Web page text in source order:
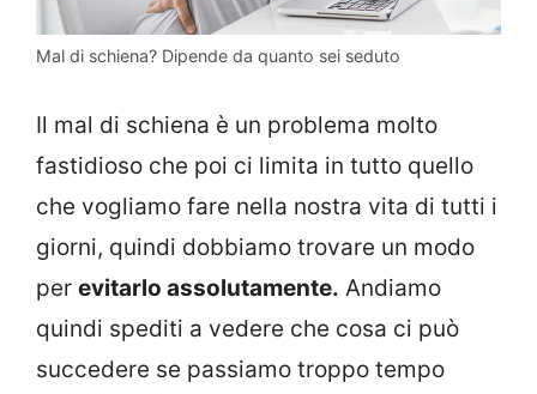
Mal di schiena? Dipende da quanto sei seduto
Il mal di schiena è un problema molto
fastidioso che poi ci limita in tutto quello
che vogliamo fare nella nostra vita di tutti i
giorni, quindi dobbiamo trovare un modo
per evitarlo assolutamente. Andiamo
quindi spediti a vedere che cosa ci può
succedere se passiamo troppo tempo